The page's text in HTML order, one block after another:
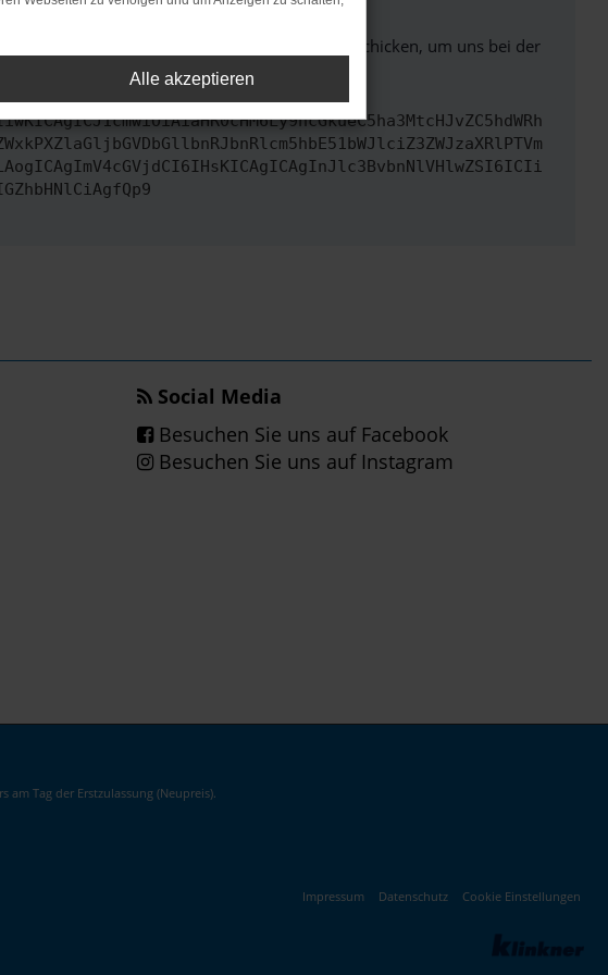
zu beheben. Du kannst uns diesen Text schicken, um uns bei der
Social Media
Besuchen Sie uns auf Facebook
Besuchen Sie uns auf Instagram
Tag der Erstzulassung (Neupreis).
Impressum Datenschutz Cookie Einstellungen
Alle akzeptieren